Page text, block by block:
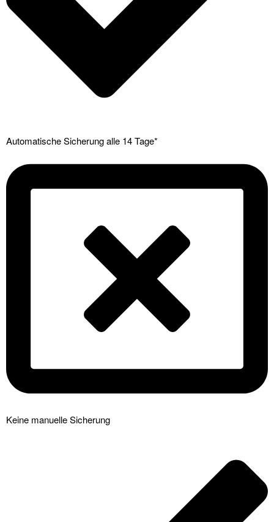
Automatische Sicherung alle 14 Tage*
Keine manuelle Sicherung